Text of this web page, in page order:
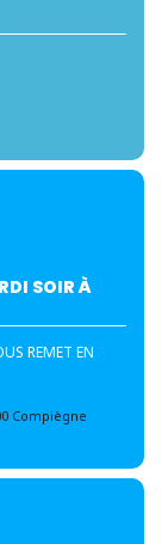
SOIR À
REMET EN
Compiègne